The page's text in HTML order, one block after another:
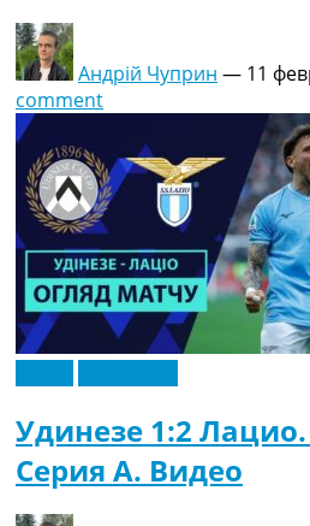
Андрій Чуприн — 11
comment
Удинезе 1:2
Серия A. Видео